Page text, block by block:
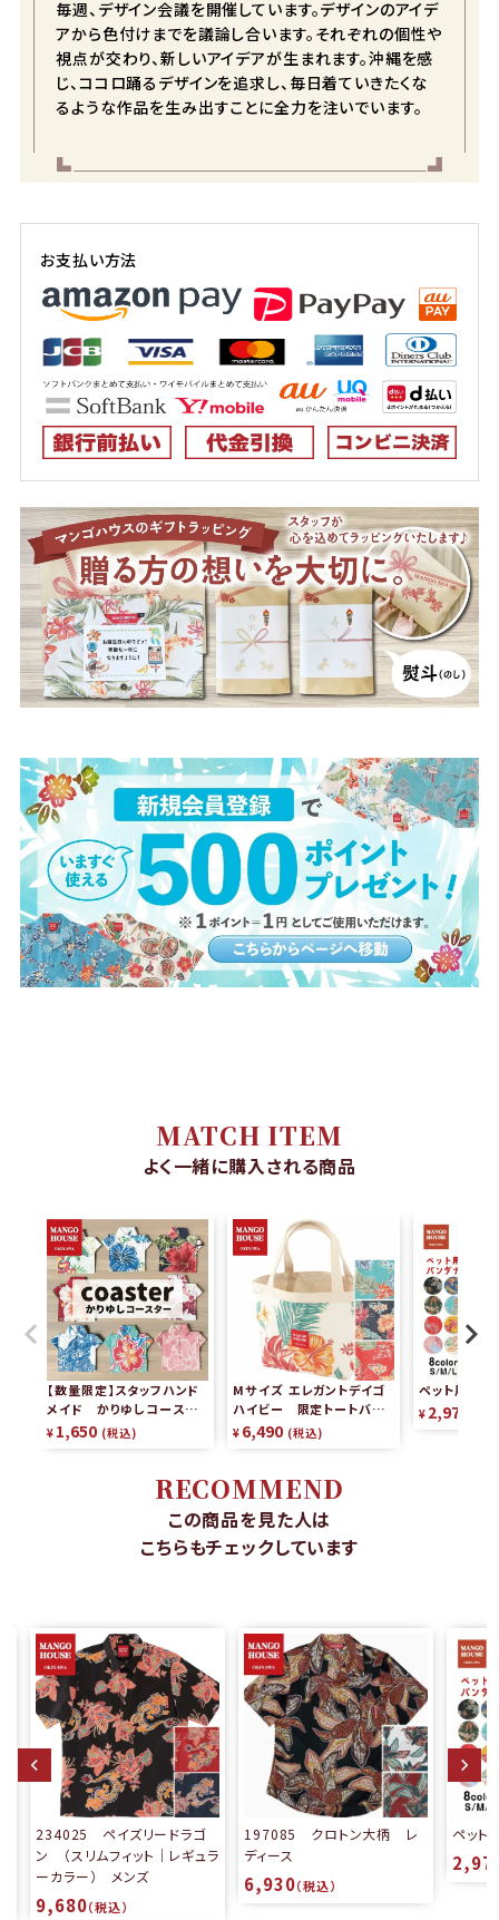
S
在庫切れ 店舗取り寄せ申請
M
在庫切れ 店舗取り寄せ申請
在庫切れ
LL 店舗取り寄せ申請
3L
在庫切れ 店舗取り寄せ申請
毎週、デザイン会議を開催しています。デザインのアイデ
アから色付けまでを議論し合います。それぞれの個性や
視点が交わり、新しいアイデアが生まれます。沖縄を感
じ、ココロ踊るデザインを追求し、毎日着ていきたくな
るような作品を生み出すことに全力を注いでいます。
お支払い方法
MATCH ITEM
よく一緒に購入される商品
【数量限定】スタッフハンド
メイド かりゆしコースタ
ー（2枚組）
¥ 1,650 税込
Mサイズ エレガントデイゴ
ハイビー 限定トートバッグ
リバーシブル
¥ 6,490 税込
ペット用かり
¥ 2,970
RECOMMEND
この商品を見た人は
こちらもチェックしています
197085 クロトン大柄 レ
ディース
6,930（税込）
ペット用かりゆしバンダナ
2,970